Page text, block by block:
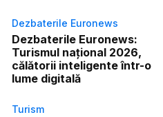
Dezbaterile Euronews
Dezbaterile Euronews:
Turismul național 2026,
călătorii inteligente într-o
lume digitală
Turism